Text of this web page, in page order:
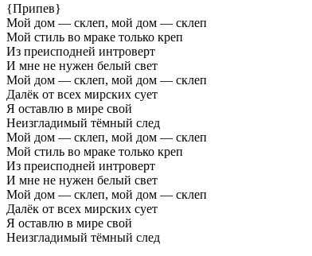
{Припев}
Мой дом — склеп, мой дом — склеп
Мой стиль во мраке только креп
Из преисподней интроверт
И мне не нужен белый свет
Мой дом — склеп, мой дом — склеп
Далёк от всех мирских сует
Я оставлю в мире свой
Неизгладимый тёмный след
Мой дом — склеп, мой дом — склеп
Мой стиль во мраке только креп
Из преисподней интроверт
И мне не нужен белый свет
Мой дом — склеп, мой дом — склеп
Далёк от всех мирских сует
Я оставлю в мире свой
Неизгладимый тёмный след